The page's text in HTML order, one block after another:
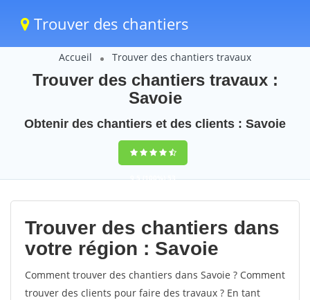
Trouver des chantiers
Accueil Trouver des chantiers travaux
Trouver des chantiers travaux :
Savoie
Obtenir des chantiers et des clients : Savoie
9,5(100%)53
votes
Trouver des chantiers dans
votre région : Savoie
Comment trouver des chantiers dans Savoie ? Comment
trouver des clients pour faire des travaux ? En tant